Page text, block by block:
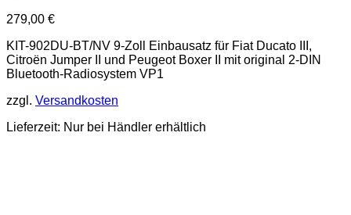
279,00 €
KIT-902DU-BT/NV 9-Zoll Einbausatz für Fiat Ducato III,
Citroën Jumper II und Peugeot Boxer II mit original 2-DIN
Bluetooth-Radiosystem VP1
zzgl. Versandkosten
Lieferzeit: Nur bei Händler erhältlich